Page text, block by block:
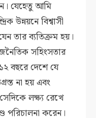
যেহেতু আমি
উন্নয়নে বিশ্বাসী
তার ব্যতিক্রম হয়।
সহিংসতার
বছরে দেশে যে
না হয় এবং
লক্ষ্য রেখে
পরিচালনা করেন।